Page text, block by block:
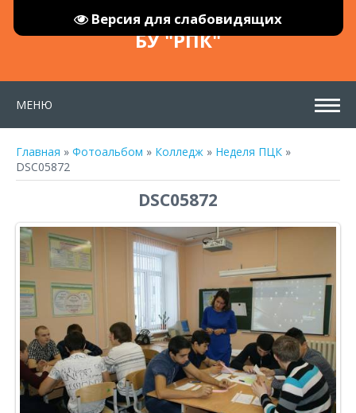
Версия для слабовидящих
БУ "РПК"
МЕНЮ
Главная » Фотоальбом » Колледж » Неделя ПЦК »
DSC05872
DSC05872